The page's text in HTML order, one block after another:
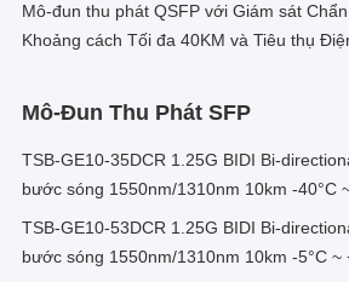
Mô-đun thu phát QSFP với Giám sát
Khoảng cách Tối đa 40KM và Tiêu thụ
Mô-Đun Thu Phát SFP
TSB-GE10-35DCR 1.25G BIDI Bi-
bước sóng 1550nm/1310nm 10km -40°C
TSB-GE10-53DCR 1.25G BIDI Bi-
bước sóng 1550nm/1310nm 10km -5°C ~